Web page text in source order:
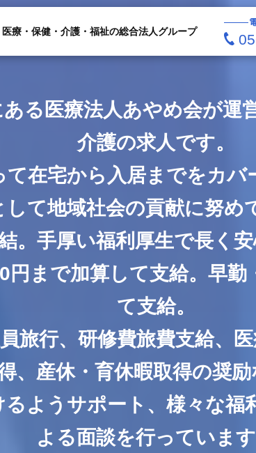
医療・保健・介護・福祉の総合法人グループ
る医療法人あやめ会が運
介護の求人です。
在宅から入居までをカ
して地域社会の貢献に努め
。手厚い福利厚生で長く
まで加算して支給。早
て支給。
旅行、研修費旅費支給、
、産休・育休暇取得の奨
ようサポート、様々な福
よる面談を行っています